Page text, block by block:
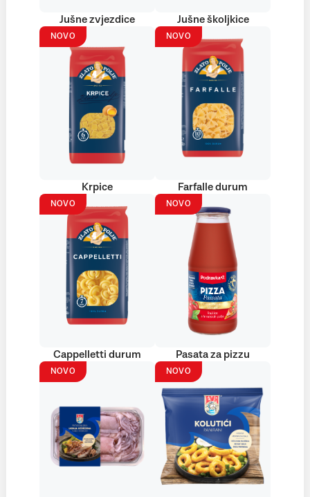
Jušne zvjezdice Jušne školjkice
NOVO
Krpice
NOVO
Farfalle durum
NOVO
Cappelletti durum
NOVO
Pasata za pizzu
NOVO NOVO